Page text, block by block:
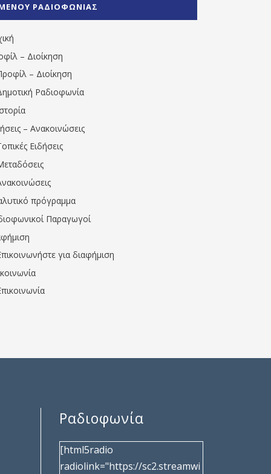
1531194763766854/" artist="" ]
ΡΑΔΙΟΦΩΝΙΑΣ
– Διοίκηση
– Διοίκηση
Ραδιοφωνία
– Ανακοινώσεις
Ειδήσεις
πρόγραμμα
Παραγωγοί
για διαφήμιση
Ραδιοφωνία
[html5radio
radiolink="https://sc2.streamwi